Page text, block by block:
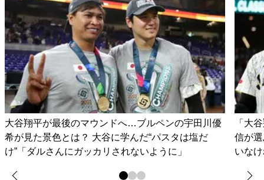
大谷翔平が最後のマウンドへ…ブルペンの宇田川優
希が見た景色とは？ 大谷に学んだ“パスタは塩だ
け”「ダルさんにガッカリされないように」
「大
信が
いな